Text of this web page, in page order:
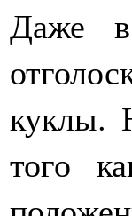
Даже в
куклы.
того